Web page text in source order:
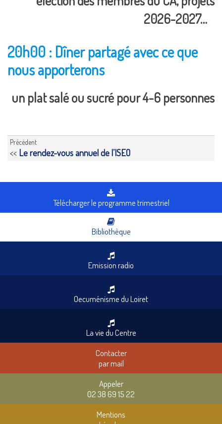
2026-2027…
20h00 : Dîner partagé avec ce que
nous apporterons
un plat salé ou sucré pour 4-6 personnes
Précédent
<< Le rendez-vous annuel de l’ISEO
Télécharger le programme trimestriel
Bibliothèque
Emission radio
Oecuménisme du Loiret
La vie du Centre
Contacter
par mail
Appeler
02 38 69 15 22
Mentions